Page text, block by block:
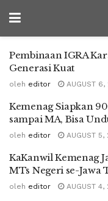
Pembinaan IGRA
Generasi Kuat
oleh editor AUGUST 6,
Kemenag Siapkan
sampai MA, Bisa
oleh editor AUGUST 5,
KaKanwil Kemenag
MTs Negeri se-Jawa
oleh editor AUGUST 4,